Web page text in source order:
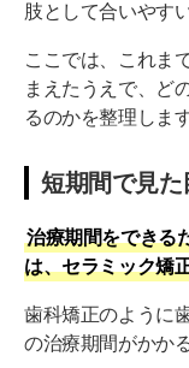
肢として合いやす
ここでは、これま
まえたうえで、ど
るのかを整理します
短期間で見た
治療期間をできる
は、セラミック矯
歯科矯正のように
の治療期間がかか